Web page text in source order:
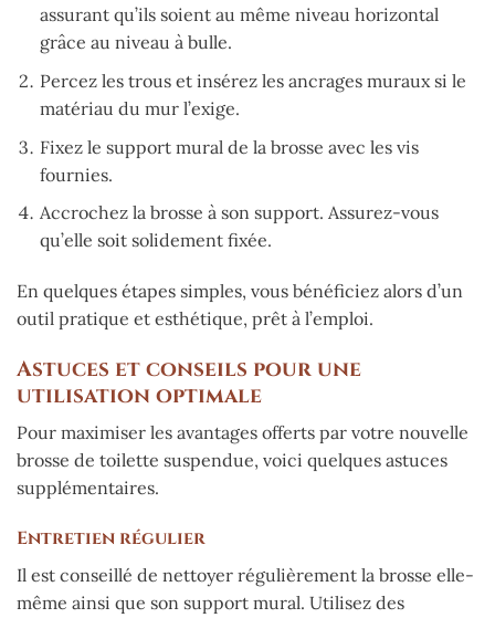
assurant qu’ils soient au même niveau horizontal
grâce au niveau à bulle.
Percez les trous et insérez les ancrages muraux si le
matériau du mur l’exige.
Fixez le support mural de la brosse avec les vis
fournies.
Accrochez la brosse à son support. Assurez-vous
qu’elle soit solidement fixée.
En quelques étapes simples, vous bénéficiez alors d’un
outil pratique et esthétique, prêt à l’emploi.
Astuces et conseils pour une
utilisation optimale
Pour maximiser les avantages offerts par votre nouvelle
brosse de toilette suspendue, voici quelques astuces
supplémentaires.
Entretien régulier
Il est conseillé de nettoyer régulièrement la brosse elle-
même ainsi que son support mural. Utilisez des